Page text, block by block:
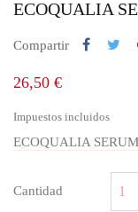
ECOQUALIA
Compartir
26,50 €
Impuestos incluidos
ECOQUALIA
Cantidad